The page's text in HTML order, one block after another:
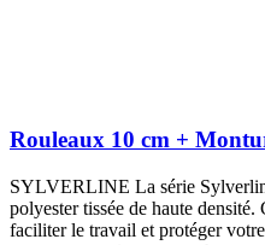
Rouleaux 10 cm +
SYLVERLINE La série
polyester tissée de haute
faciliter le travail et protéger